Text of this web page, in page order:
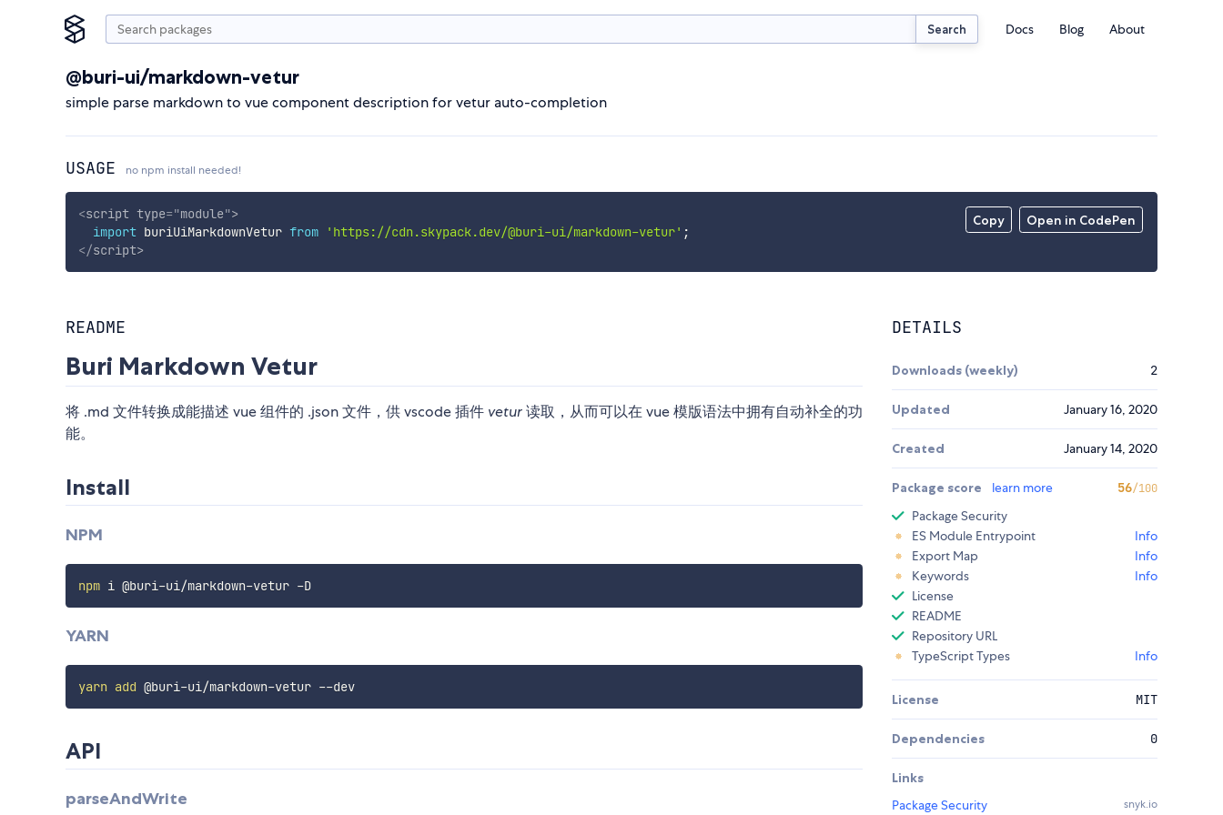
Search Docs Blog About
@buri-ui/markdown-vetur
simple parse markdown to vue component description for vetur auto-completion
USAGE no npm install needed!
Copy Open in CodePen
<script type="module">
import buriUiMarkdownVetur from 'https://cdn.skypack.dev/@buri-ui/markdown-vetur' ;
</script>
README
Buri Markdown Vetur
将 .md 文件转换成能描述 vue 组件的 .json 文件，供 vscode 插件 vetur读取，从而可以在 vue 模版语法中拥有自动补全的功
能。
Install
NPM
npm i @buri-ui/markdown-vetur -D
YARN
yarn add @buri-ui/markdown-vetur --dev
API
parseAndWrite
DETAILS
Downloads (weekly) 2
Updated January 16, 2020
Created January 14, 2020
Package score learn more 56/100
Package Security
ES Module Entrypoint
Info
Export Map
Info
Keywords
Info
License
README
Repository URL
TypeScript Types
Info
License MIT
Dependencies 0
Links
Package Security
snyk.io